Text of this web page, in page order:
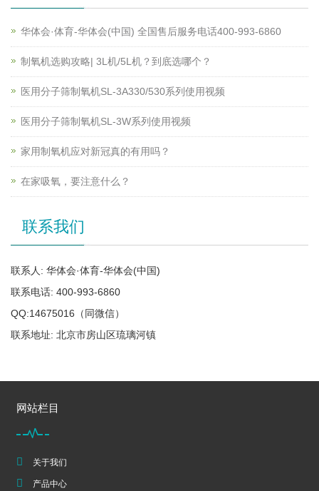
华体会·体育-华体会(中国) 全国售后服务电话400-993-6860
制氧机选购攻略| 3L机/5L机？到底选哪个？
医用分子筛制氧机SL-3A330/530系列使用视频
医用分子筛制氧机SL-3W系列使用视频
家用制氧机应对新冠真的有用吗？
在家吸氧，要注意什么？
联系我们
联系人: 华体会·体育-华体会(中国)
联系电话: 400-993-6860
QQ:14675016（同微信）
联系地址: 北京市房山区琉璃河镇
网站栏目
关于我们
产品中心